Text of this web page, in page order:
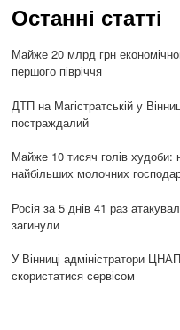
Останні статті
Майже 20 млрд грн
першого півріччя
ДТП на Магістратській у
постраждалий
Майже 10 тисяч голів худоби:
найбільших молочних
Росія за 5 днів 41 раз
загинули
У Вінниці адміністратори
скористатися сервісом